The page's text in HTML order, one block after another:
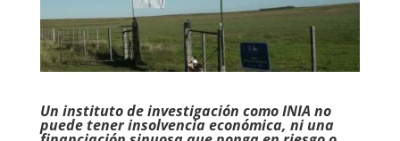
Un instituto de investigación como INIA no
puede tener insolvencia económica, ni una